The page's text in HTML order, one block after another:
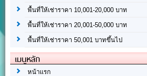
พื้นที่ให้เช่าราคา 10,001-20,000 บาท
พื้นที่ให้เช่าราคา 20,001-50,000 บาท
พื้นที่ให้เช่าราคา 50,001 บาทขึ้นไป
เมนูหลัก
หน้าแรก